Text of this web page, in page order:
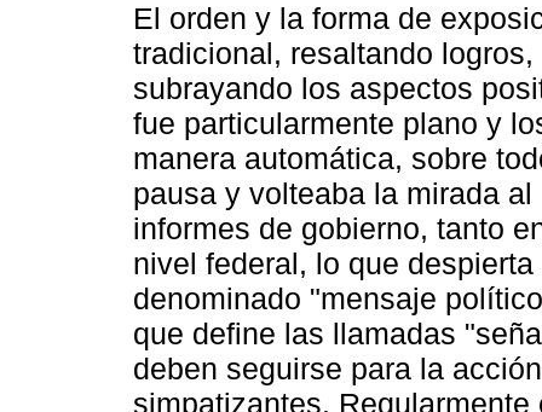
El orden y la forma de
tradicional, resaltando
subrayando los aspectos
fue particularmente plano y
manera automática, sobre
pausa y volteaba la mirada
informes de gobierno, tanto
nivel federal, lo que
denominado "mensaje
que define las llamadas
deben seguirse para la
simpatizantes.